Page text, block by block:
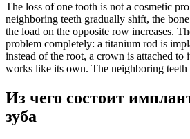
The loss of one tooth is not a cosmetic
neighboring teeth gradually shift, the
the load on the opposite row increases.
problem completely: a titanium rod is
instead of the root, a crown is attached to
works like its own. The neighboring teeth
Из чего состоит
зуба